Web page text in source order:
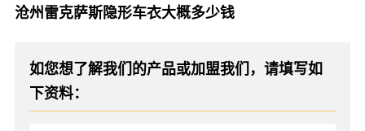
沧州雷克萨斯隐形车衣大概多少钱
如您想了解我们的产品或加盟我们，请填写如
下资料：